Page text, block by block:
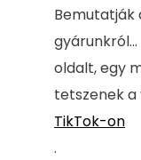
Bemutatják
oldalt, egy
tetszenek a
TikTok-on
.